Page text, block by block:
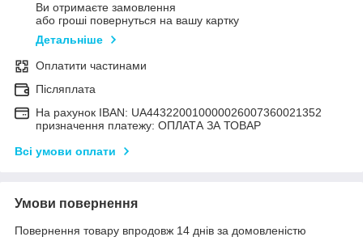
Ви отримаєте замовлення
або гроші повернуться на вашу картку
Детальніше
Оплатити частинами
Післяплата
На рахунок IBAN: UA443220010000026007360021352
призначення платежу: ОПЛАТА ЗА ТОВАР
Всі умови оплати
Умови повернення
Повернення товару впродовж 14 днів за домовленістю